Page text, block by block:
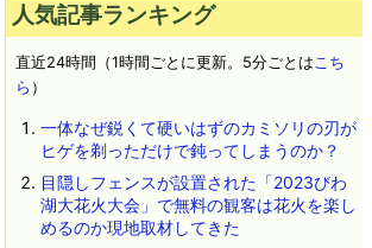
人気記事ランキング
直近24時間（1時間ごとに更新。5分ごとはこち
ら ）
一体なぜ鋭くて硬いはずのカミソリの刃が
ヒゲを剃っただけで鈍ってしまうのか？
目隠しフェンスが設置された「2023びわ
湖大花火大会」で無料の観客は花火を楽し
めるのか現地取材してきた